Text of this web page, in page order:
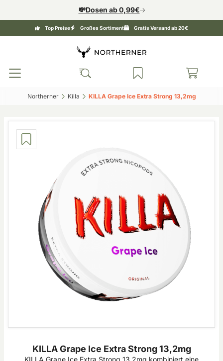
💸Dosen ab 0,99€
Top Preise Großes Sortiment Gratis Versand ab 20€
Northerner‎ Killa‎ KILLA Grape Ice Extra Strong 13,2mg‎
KILLA Grape Ice Extra Strong 13,2mg
KILLA Grape Ice Extra Strong 13,2mg kombiniert eine